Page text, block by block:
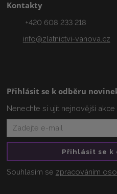
Kontakty
+420 608 233 218
info@zlatnictvi-vanova.cz
Přihlásit se k odběru
Nenechte si ujít nejnovější
Přihlásit se k
Souhlasím se zpracováním